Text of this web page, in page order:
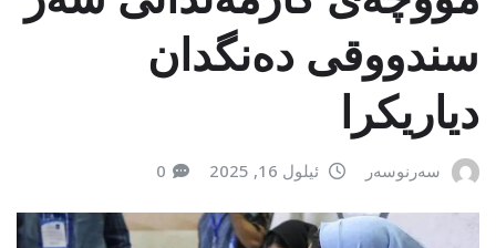
سندووقی دەنگدان
دیاریکرا
سەرنوسەر ئیلول 16, 2025 0